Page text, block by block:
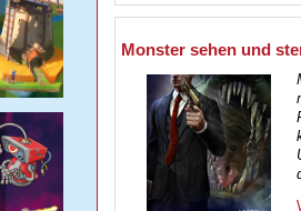
Monster sehen und